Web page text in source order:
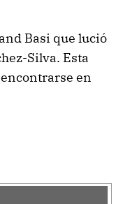
Basi que lució
Silva. Esta
en